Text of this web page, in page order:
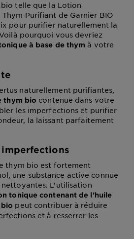
telle que la Lotion
Purifiant de Garnier BIO
pour purifier naturellement la
pourquoi vous devriez
à base de thym à votre
naturellement purifiantes,
thym bio contenue dans votre
les imperfections et purifier
la laissant parfaitement
thym bio est fortement
une substance active connue
L’utilisation
tonique contenant de l’huile
peut contribuer à réduire
et à resserrer les